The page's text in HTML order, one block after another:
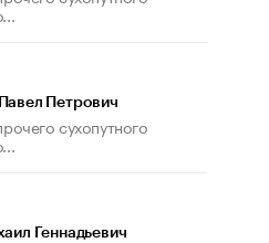
Петрович
сухопутного
Геннадьевич